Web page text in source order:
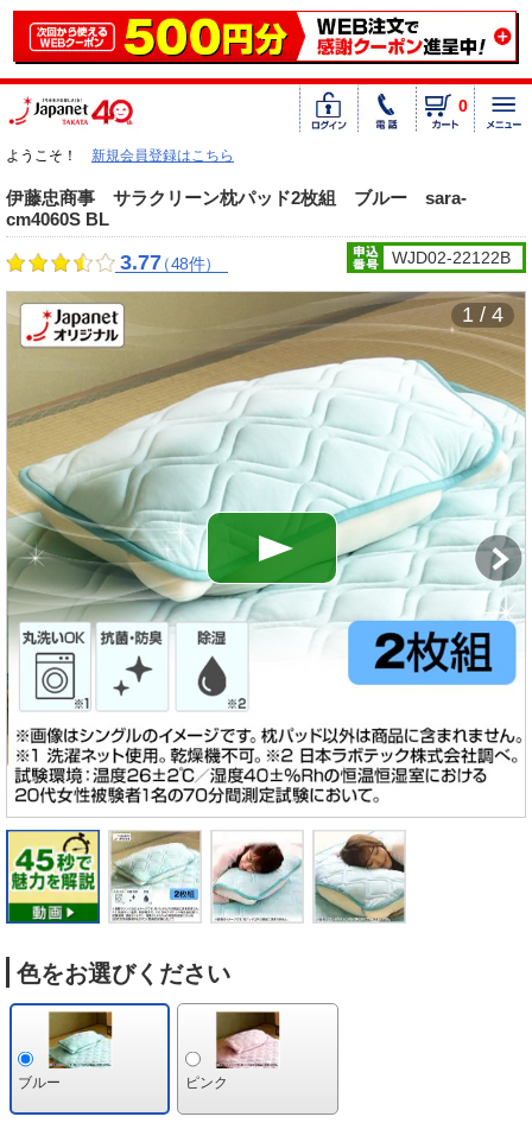
0
ようこそ！ 新規会員登録はこちら
伊藤忠商事 サラクリーン枕パッド2枚組 ブルー sara-
cm4060S BL
3.77（48件） WJD02-22122B
1 / 4
色をお選びください
ブルー ピンク